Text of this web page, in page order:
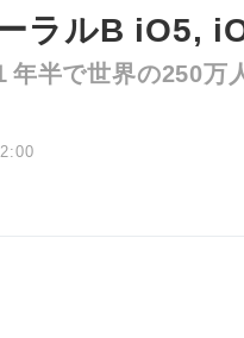
ラルB iO5,
年半で世界の250万